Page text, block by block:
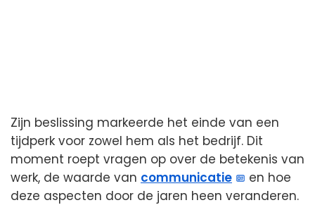
Zijn beslissing markeerde het einde van een
tijdperk voor zowel hem als het bedrijf. Dit
moment roept vragen op over de betekenis van
werk, de waarde van communicatie
en hoe
deze aspecten door de jaren heen veranderen.